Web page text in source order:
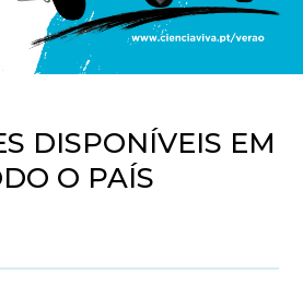
DISPONÍVEIS EM
O PAÍS